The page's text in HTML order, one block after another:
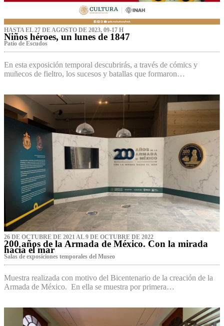
HASTA EL 27 DE AGOSTO DE 2023, 09-17 H
Niños héroes, un lunes de 1847
Patio de Escudos
En esta exposición temporal descubrirás, a través de cómics y
muñecos de fieltro, los sucesos y batallas que formaron…
26 DE OCTUBRE DE 2021 AL 9 DE OCTUBRE DE 2022
200 años de la Armada de México. Con la mirada
hacia el mar
Salas de exposiciones temporales del Museo‌
Muestra realizada con motivo del Bicentenario de la creación de la
Armada de México. En ella se muestra por primera…